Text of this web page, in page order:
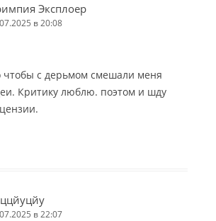
Эксплоер
в 20:08
чтобы с дерьмом смешали меня
Критику люблю. поэтом и шду
в 22:07